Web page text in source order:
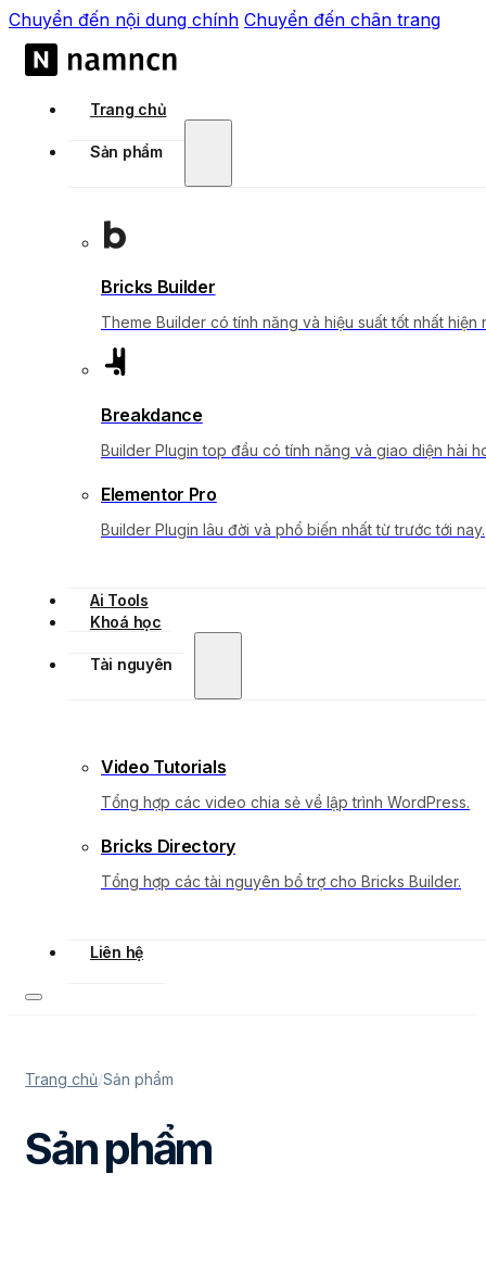
Chuyển đến nội dung chính Chuyển đến chân trang
Trang chủ
Sản phẩm
Bricks Builder
Theme Builder có tính năng và hiệu suất tốt nhất hiện
Breakdance
Builder Plugin top đầu có tính năng và giao diện hài
Elementor Pro
Builder Plugin lâu đời và phổ biến nhất từ trước tới nay.
Ai Tools
Khoá học
Tài nguyên
Video Tutorials
Tổng hợp các video chia sẻ về lập trình WordPress.
Bricks Directory
Tổng hợp các tài nguyên bổ trợ cho Bricks Builder.
Liên hệ
Trang chủ/Sản phẩm
Sản phẩm